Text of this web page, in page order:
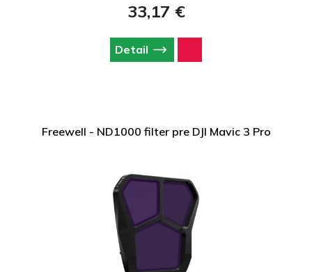
33,17 €
Detail
Freewell - ND1000 filter pre DJI Mavic 3 Pro